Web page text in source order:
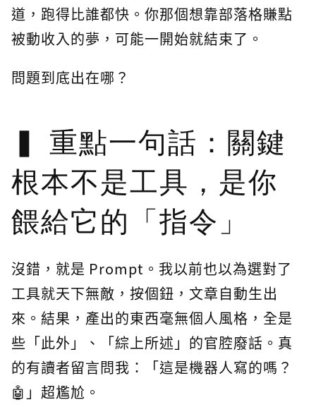
道，跑得比誰都快。你那個想靠部落格賺點
被動收入的夢，可能一開始就結束了。
問題到底出在哪？
重點一句話：關鍵
根本不是工具，是你
餵給它的「指令」
沒錯，就是 Prompt。我以前也以為選對了
工具就天下無敵，按個鈕，文章自動生出
來。結果，產出的東西毫無個人風格，全是
些「此外」、「綜上所述」的官腔廢話。真
的有讀者留言問我：「這是機器人寫的嗎？
🤖」超尷尬。